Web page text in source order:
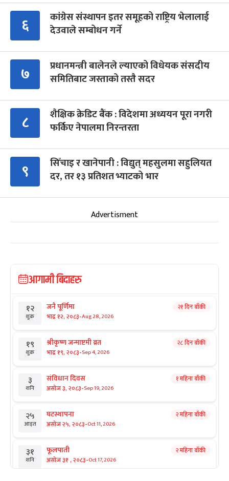
६
कांग्रेस संस्थापन इतर समूहको राष्ट्रिय भेलालाई
देउवाले सम्बोधन गर्ने
७
प्रधानमन्त्री बालेनले ल्याएको विधेयक संसदीय
समितिबाट जस्ताको तस्तै सदर
८
शैक्षिक क्रेडिट बैंक : विदेशमा अध्ययन पूरा नगरी
फर्किए नेपालमा निरन्तरता
९
सिँचाइ र खानेपानी : विद्युत् महसुलमा सहुलियत
दर, तर १३ प्रतिशत भ्याटको भार
Advertisment
आगामी बिदाहरु
१२
शुक्र
जनै पूर्णिमा
भाद्र १२, २०८३-Aug 28, 2026
२१ दिन बाँकी
१९
शुक्र
श्रीकृष्ण जन्माष्टमी व्रत
भाद्र १९, २०८३-Sep 4, 2026
२८ दिन बाँकी
३
शनि
संविधान दिवस
असोज ३, २०८३-Sep 19, 2026
१ महिना बाँकी
२५
आइत
घटस्थापना
असोज २५, २०८३-Oct 11, 2026
२ महिना बाँकी
३१
शनि
फूलपाती
असोज ३१ , २०८३-Oct 17, 2026
२ महिना बाँकी